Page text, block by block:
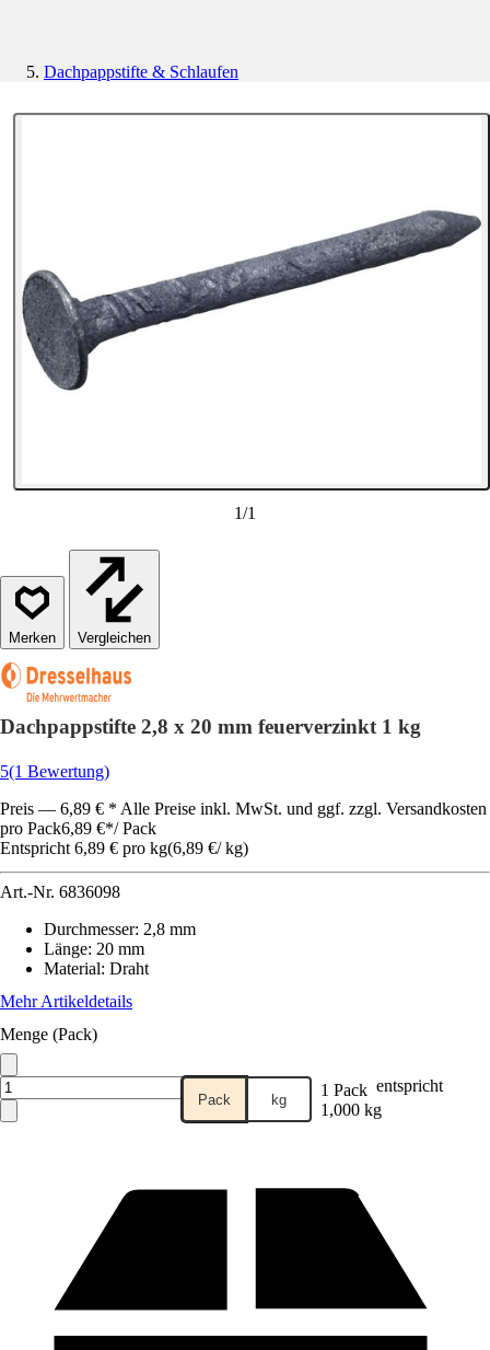
Dachpappstifte & Schlaufen
1/1
Vergleichen
Dachpappstifte 2,8 x 20 mm feuerverzinkt 1 kg
5(1 Bewertung)
Preis — 6,89 € * Alle Preise inkl. MwSt. und ggf. zzgl. Versandkosten
pro Pack6,89 €*/ Pack
Entspricht 6,89 € pro kg(6,89 €/ kg)
Art.-Nr. 6836098
Durchmesser: 2,8 mm
Länge: 20 mm
Material: Draht
Mehr Artikeldetails
Menge (Pack)
Pack kg 1 Pack entspricht
1,000 kg